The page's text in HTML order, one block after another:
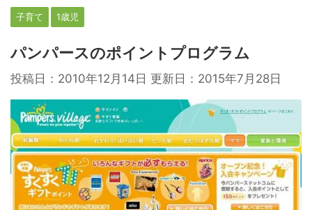
子育て 1歳児
パンパースのポイントプログラム
投稿日：2010年12月14日 更新日： 2015年7月28日